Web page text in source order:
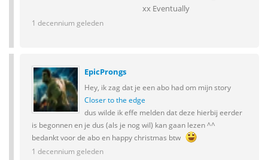
xx Eventually
1 decennium geleden
EpicProngs
Hey, ik zag dat je een abo had om mijn story
Closer to the edge
dus wilde ik effe melden dat deze hierbij eerder
is begonnen en je dus (als je nog wil) kan gaan lezen ^^
bedankt voor de abo en happy christmas btw
1 decennium geleden